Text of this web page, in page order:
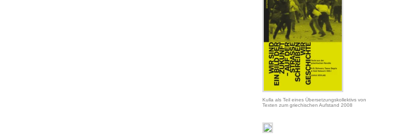
Kulla als Teil eines Übersetzungskollektivs von
Texten zum griechischen Aufstand 2008